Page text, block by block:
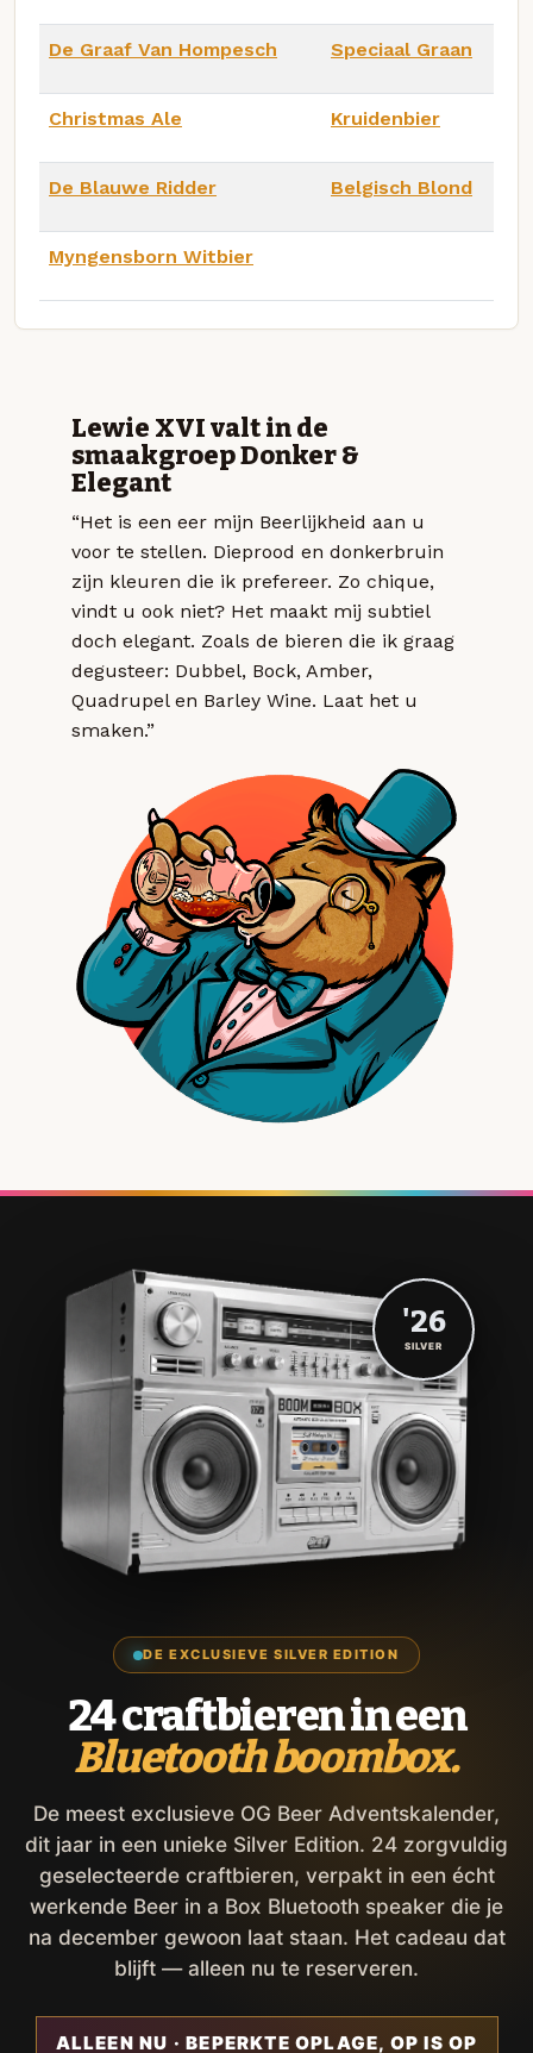
De Graaf Van Hompesch Speciaal Graan
Christmas Ale Kruidenbier
De Blauwe Ridder Belgisch Blond
Myngensborn Witbier
Lewie XVI valt in de
smaakgroep Donker &
Elegant
“Het is een eer mijn Beerlijkheid aan u
voor te stellen. Dieprood en donkerbruin
zijn kleuren die ik prefereer. Zo chique,
vindt u ook niet? Het maakt mij subtiel
doch elegant. Zoals de bieren die ik graag
degusteer: Dubbel, Bock, Amber,
Quadrupel en Barley Wine. Laat het u
smaken.”
DE EXCLUSIEVE SILVER EDITION
24 craftbieren in een
Bluetooth boombox.
De meest exclusieve OG Beer Adventskalender,
dit jaar in een unieke Silver Edition. 24 zorgvuldig
geselecteerde craftbieren, verpakt in een écht
werkende Beer in a Box Bluetooth speaker die je
na december gewoon laat staan. Het cadeau dat
blijft — alleen nu te reserveren.
ALLEEN NU · BEPERKTE OPLAGE, OP IS OP
'26
SILVER